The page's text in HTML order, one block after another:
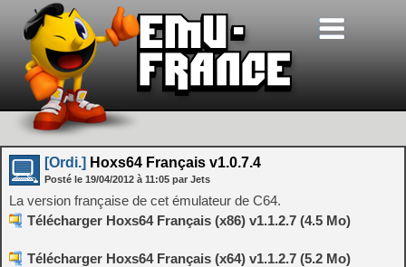
[Ordi.] Hoxs64 Français v1.0.7.4
Posté le 19/04/2012 à 11:05 par Jets
La version française de cet émulateur de C64.
Télécharger Hoxs64 Français (x86) v1.1.2.7 (4.5 Mo)
Télécharger Hoxs64 Français (x64) v1.1.2.7 (5.2 Mo)